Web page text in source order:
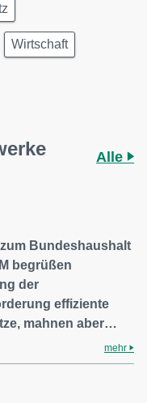
Wirtschaft
Alle
Bundeshaushalt
begrüßen
der
effiziente
mahnen aber…
mehr